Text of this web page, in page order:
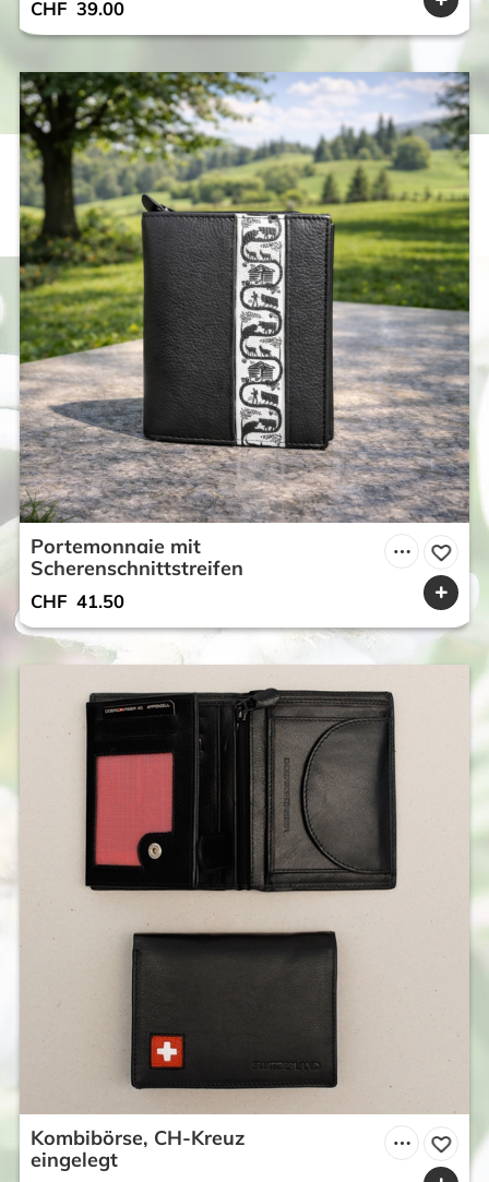
CHF 39.00
Portemonnaie mit
Scherenschnittstreifen
CHF 41.50
Kombibörse, CH-Kreuz
eingelegt